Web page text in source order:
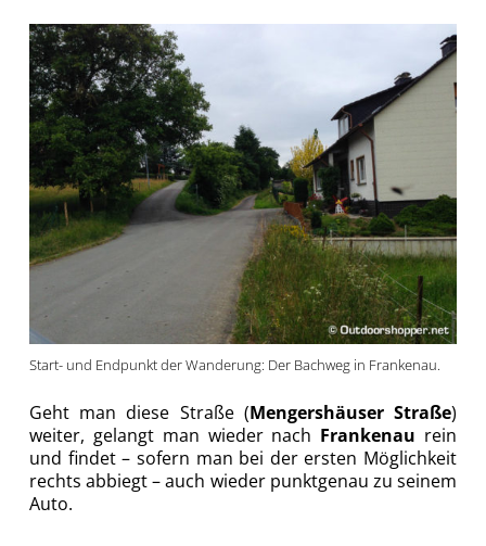
Start- und Endpunkt der Wanderung: Der Bachweg in Frankenau.
Geht man diese Straße (Mengershäuser Straße)
weiter, gelangt man wieder nach Frankenau rein
und findet – sofern man bei der ersten Möglichkeit
rechts abbiegt – auch wieder punktgenau zu seinem
Auto.